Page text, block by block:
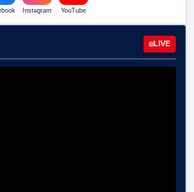
Instagram YouTube
LIVE